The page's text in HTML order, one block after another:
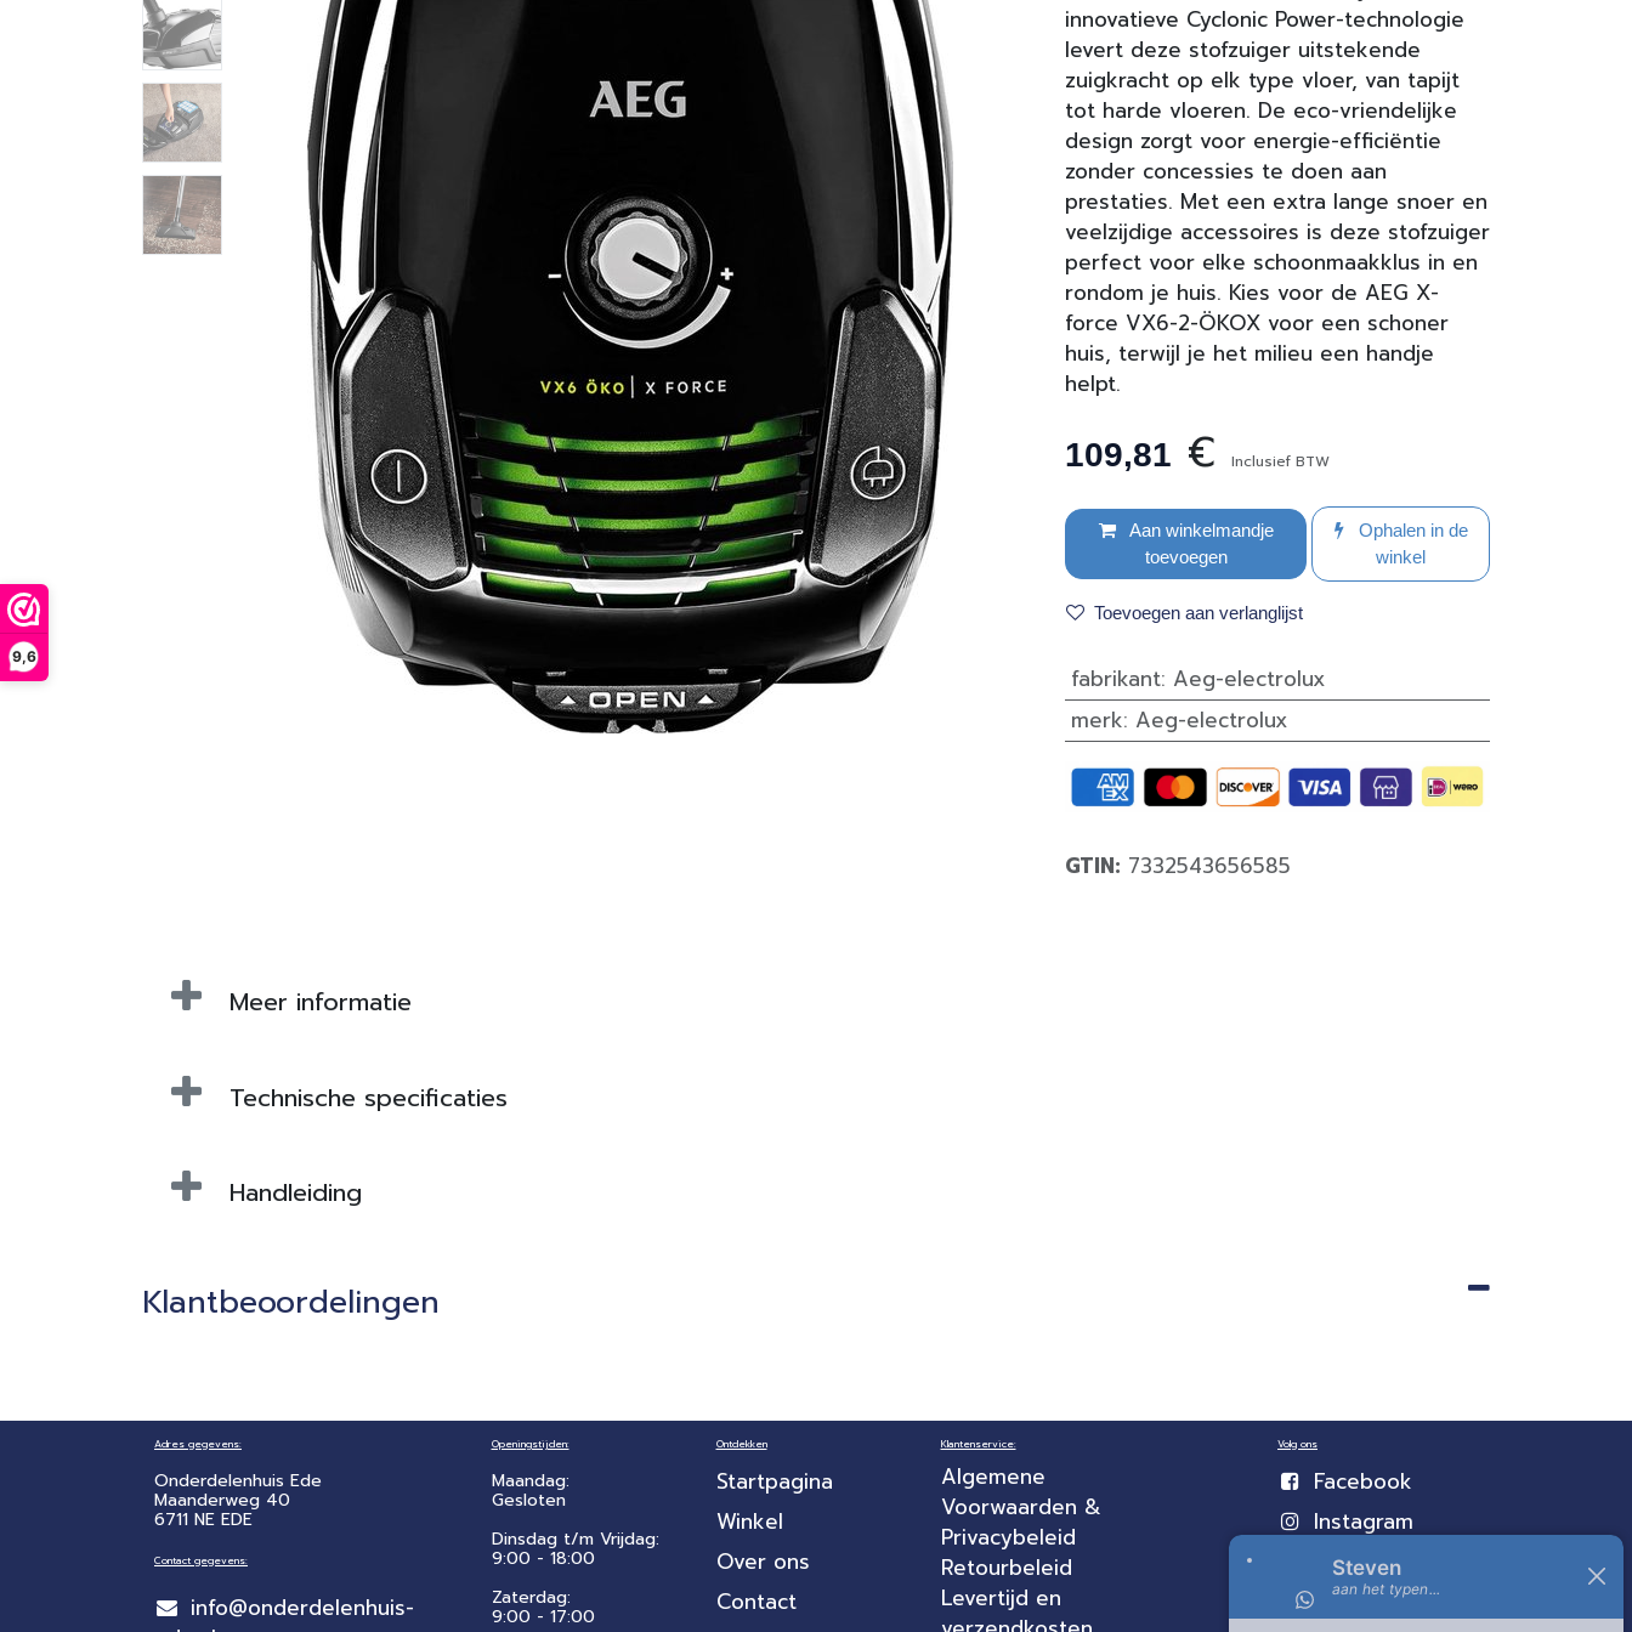
9,6
innovatieve Cyclonic Power-technologie
levert deze stofzuiger uitstekende
zuigkracht op elk type vloer, van tapijt
tot harde vloeren. De eco-vriendelijke
design zorgt voor energie-efficiëntie
zonder concessies te doen aan
prestaties. Met een extra lange snoer en
veelzijdige accessoires is deze stofzuiger
perfect voor elke schoonmaakklus in en
rondom je huis. Kies voor de AEG X-
force VX6-2-ÖKOX voor een schoner
huis, terwijl je het milieu een handje
helpt.
109,81 € Inclusief BTW
Aan winkelmandje
toevoegen
Ophalen in de
winkel
Toevoegen aan verlanglijst
fabrikant: Aeg-electrolux
merk: Aeg-electrolux
GTIN: 7332543656585
Meer informatie
Technische specificaties
Handleiding
Klantbeoordelingen
Adres gegevens:
Onderdelenhuis Ede
Maanderweg 40
6711 NE EDE
Contact gegevens:
info@onderdelenhuis-
Openingstijden:
Maandag:
Gesloten
Dinsdag t/m Vrijdag:
9:00 - 18:00
Zaterdag:
​9:00 - 17:00
Ontdekken
Startpagina
Winkel
Over ons
Contact
Klantenservice:
Algemene
Voorwaarden &
Privacybeleid
Retourbeleid
Levertijd en
Volg ons
Facebook
Instagram